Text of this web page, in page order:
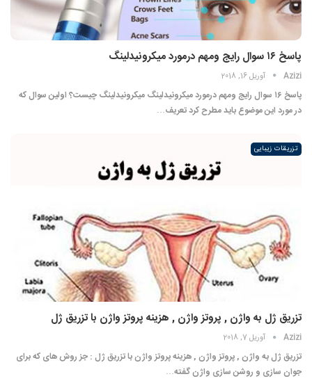
پاسخ ۱۶ سوال رایج ومهم درمورد میکرونیدلینگ
Azizi آوریل 16, 2018
پاسخ ۱۶ سوال رایج ومهم درمورد میکرونیدلینگ میکرونیدلینگ چیست؟ اولین سوال که
در مورد این موضوع باید مطرح کرد تعریف…
تزریقات زیبایی
تزریق ژل به واژن , پروتز واژن , هزینه پروتز واژن با تزریق ژل
Azizi آوریل 7, 2018
تزریق ژل به واژن , پروتز واژن , هزینه پروتز واژن با تزریق ژل : جز روش های که برای
جوان سازی و روشن سازی واژن گفته…